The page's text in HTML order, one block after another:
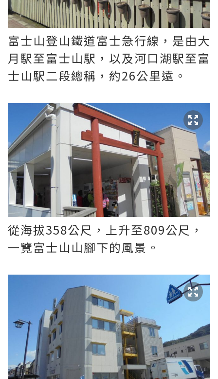
富士山登山鐵道富士急行線，是由大
月駅至富士山駅，以及河口湖駅至富
士山駅二段總稱，約26公里遠。
從海拔358公尺，上升至809公尺，
一覽富士山山腳下的風景。